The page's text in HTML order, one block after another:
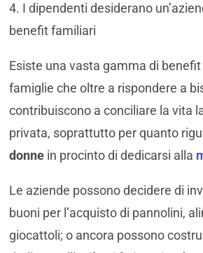
4. I dipendenti desiderano
benefit familiari
Esiste una vasta gamma di
famiglie che oltre a rispondere a
contribuiscono a conciliare la vita
privata, soprattutto per quanto
donne in procinto di dedicarsi alla
Le aziende possono decidere di
buoni per l’acquisto di pannolini,
giocattoli; o ancora possono